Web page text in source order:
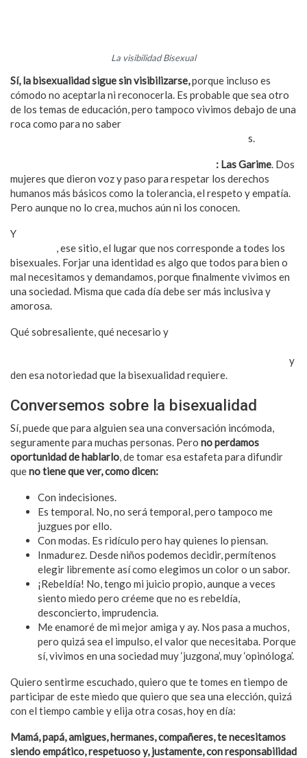
La visibilidad Bisexual
Sí, la bisexualidad sigue sin visibilizarse,porque incluso es
cómodo no aceptarla ni reconocerla. Es probable que sea otro
de los temas de educación, pero tampoco vivimos debajo de una
roca como para no saber
s.
: Las Garime. Dos
mujeres que dieron voz y paso para respetar los derechos
humanos más básicos como la tolerancia, el respeto y empatía.
Pero aunque no lo crea, muchos aún ni los conocen.
Y
, ese sitio, el lugar que nos corresponde a todes los
bisexuales. Forjar una identidad es algo que todos para bien o
mal necesitamos y demandamos, porque finalmente vivimos en
una sociedad. Misma que cada día debe ser más inclusiva y
amorosa.
Qué sobresaliente, qué necesario y
y
den esa notoriedad que la bisexualidad requiere.
Conversemos sobre la bisexualidad
Sí, puede que para alguien sea una conversación incómoda,
seguramente para muchas personas. Pero no perdamos
oportunidad de hablarlo, de tomar esa estafeta para difundir
queno tiene que ver, como dicen:
Con indecisiones.
Es temporal. No, no será temporal, pero tampoco me
juzgues por ello.
Con modas. Es ridículo pero hay quienes lo piensan.
Inmadurez. Desde niños podemos decidir, permítenos
elegir libremente así como elegimos un color o un sabor.
¡Rebeldía! No, tengo mi juicio propio, aunque a veces
siento miedo pero créeme que no es rebeldía,
desconcierto, imprudencia.
Me enamoré de mi mejor amiga y ay. Nos pasa a muchos,
pero quizá sea el impulso, el valor que necesitaba. Porque
sí, vivimos en una sociedad muy ‘juzgona’, muy ‘opinóloga’.
Quiero sentirme escuchado, quiero que te tomes en tiempo de
participar de este miedo que quiero que sea una elección, quizá
con el tiempo cambie y elija otra cosas, hoy en día:
Mamá, papá, amigues, hermanes, compañeres, te necesitamos
siendo empático, respetuoso y, justamente, con responsabilidad